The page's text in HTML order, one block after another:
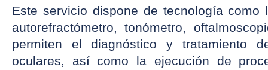
Este servicio dispone de tecnología como
autorefractómetro, tonómetro,
permiten el diagnóstico y tratamiento
oculares, así como la ejecución de